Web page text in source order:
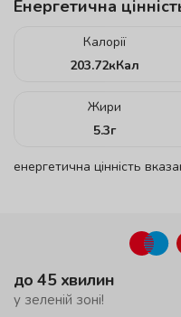
Енергетична
Калорії
203.72кКал
Жири
5.3г
енергетична цінність
до 45 хвилин
у зеленій зоні!